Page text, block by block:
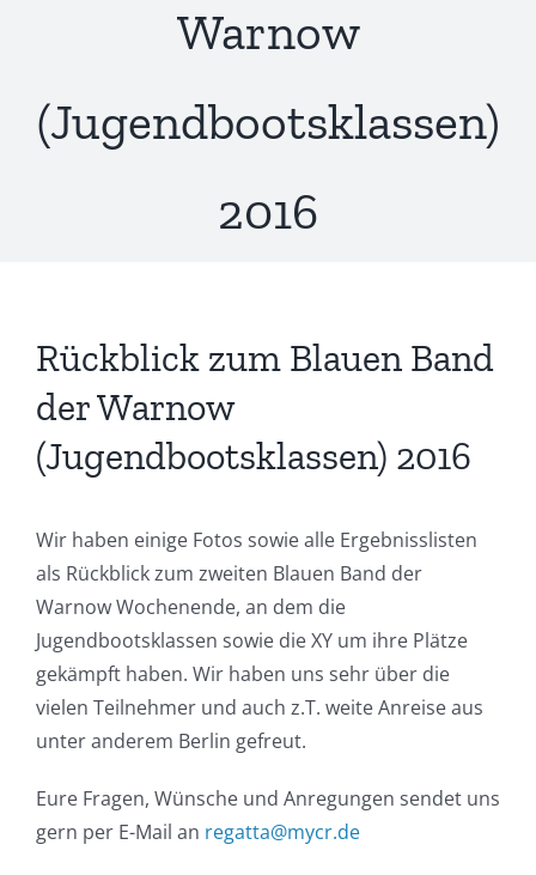
Warnow
(Jugendbootsklassen)
2016
Rückblick zum Blauen Band
der Warnow
(Jugendbootsklassen) 2016
Wir haben einige Fotos sowie alle Ergebnisslisten
als Rückblick zum zweiten Blauen Band der
Warnow Wochenende, an dem die
Jugendbootsklassen sowie die XY um ihre Plätze
gekämpft haben. Wir haben uns sehr über die
vielen Teilnehmer und auch z.T. weite Anreise aus
unter anderem Berlin gefreut.
Eure Fragen, Wünsche und Anregungen sendet uns
gern per E-Mail an regatta@mycr.de